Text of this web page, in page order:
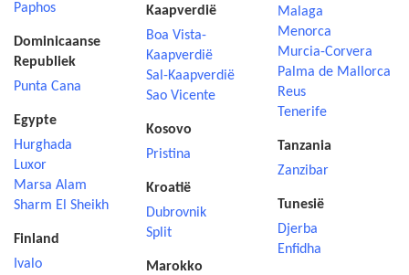
Paphos
Dominicaanse
Republiek
Punta Cana
Egypte
Hurghada
Luxor
Marsa Alam
Sharm El Sheikh
Finland
Ivalo
Kaapverdië
Boa Vista-
Kaapverdië
Sal-Kaapverdië
Sao Vicente
Kosovo
Pristina
Kroatië
Dubrovnik
Split
Marokko
Malaga
Menorca
Murcia-Corvera
Palma de Mallorca
Reus
Tenerife
Tanzania
Zanzibar
Tunesië
Djerba
Enfidha